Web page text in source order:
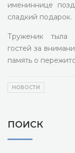
имениннице
сладкий подарок.
Труженик тыла
гостей за
память о
НОВОСТИ
ПОИСК